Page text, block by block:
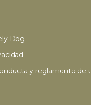
Dog
y reglamento de